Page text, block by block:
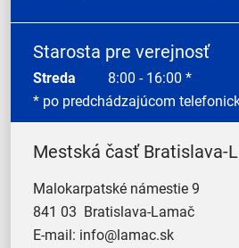
Starosta pre verejnosť
Streda 8:00 - 16:00 *
* po predchádzajúcom
Mestská časť Bratislava-
Malokarpatské námestie 9
841 03 Bratislava-Lamač
E-mail: info@lamac.sk